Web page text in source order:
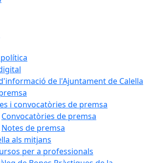
de l'Ajuntament de Calella
i convocatòries de premsa
Convocatòries de premsa
Notes de premsa
als mitjans
per a professionals